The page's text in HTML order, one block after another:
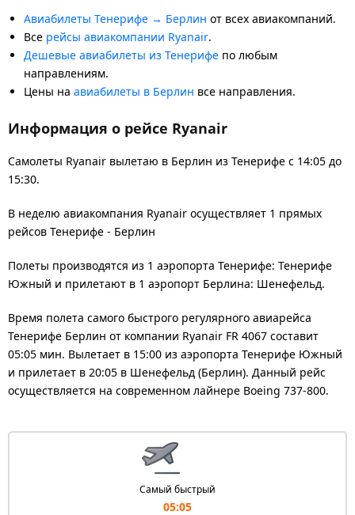
Авиабилеты Тенерифе → Берлин от всех авиакомпаний.
Все рейсы авиакомпании Ryanair.
Дешевые авиабилеты из Тенерифе по любым
направлениям.
Цены на авиабилеты в Берлин все направления.
Информация о рейсе Ryanair
Самолеты Ryanair вылетаю в Берлин из Тенерифе с 14:05 до
15:30.
В неделю авиакомпания Ryanair осуществляет 1 прямых
рейсов Тенерифе - Берлин
Полеты производятся из 1 аэропорта Тенерифе: Тенерифе
Южный и прилетают в 1 аэропорт Берлина: Шенефельд.
Время полета самого быстрого регулярного авиарейса
Тенерифе Берлин от компании Ryanair FR 4067 составит
05:05 мин. Вылетает в 15:00 из аэропорта Тенерифе Южный
и прилетает в 20:05 в Шенефельд (Берлин). Данный рейс
осуществляется на современном лайнере Boeing 737-800.
Самый быстрый
05:05